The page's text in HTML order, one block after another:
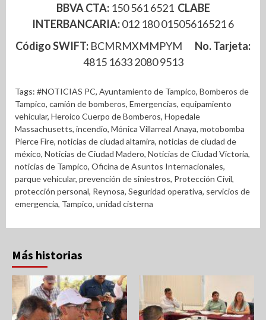
BBVA CTA: 150 561 6521 CLABE
INTERBANCARIA:012 180 01505616521 6
Código SWIFT: BCMRMXMMPYM No. Tarjeta:
4815 1633 2080 9513
Tags: #NOTICIAS PC, Ayuntamiento de Tampico, Bomberos de
Tampico, camión de bomberos, Emergencias, equipamiento
vehicular, Heroico Cuerpo de Bomberos, Hopedale
Massachusetts, incendio, Mónica Villarreal Anaya, motobomba
Pierce Fire, noticias de ciudad altamira, noticias de ciudad de
méxico, Noticias de Ciudad Madero, Noticias de Ciudad Victoria,
noticias de Tampico, Oficina de Asuntos Internacionales,
parque vehicular, prevención de siniestros, Protección Civil,
protección personal, Reynosa, Seguridad operativa, servicios de
emergencia, Tampico, unidad cisterna
Más historias